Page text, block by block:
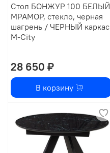
Стол БОНЖУР 100 БЕЛЫЙ
МРАМОР, стекло, черная
шагрень / ЧЕРНЫЙ каркас
М-City
28 650 ₽
В корзину